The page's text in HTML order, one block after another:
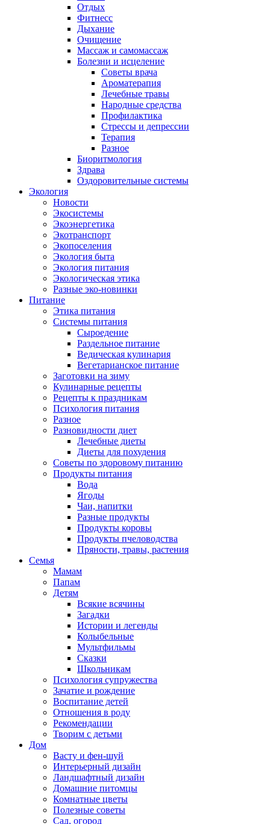
Отдых
Фитнесс
Дыхание
Очищение
Массаж и самомассаж
Болезни и исцеление
Советы врача
Ароматерапия
Лечебные травы
Народные средства
Профилактика
Стрессы и депрессии
Терапия
Разное
Биоритмология
Здрава
Оздоровительные системы
Экология
Новости
Экосистемы
Экоэнергетика
Экотранспорт
Экопоселения
Экология быта
Экология питания
Экологическая этика
Разные эко-новинки
Питание
Этика питания
Системы питания
Сыроедение
Раздельное питание
Ведическая кулинария
Вегетарианское питание
Заготовки на зиму
Кулинарные рецепты
Рецепты к праздникам
Психология питания
Разное
Разновидности диет
Лечебные диеты
Диеты для похудения
Советы по здоровому питанию
Продукты питания
Вода
Ягоды
Чаи, напитки
Разные продукты
Продукты коровы
Продукты пчеловодства
Пряности, травы, растения
Семья
Мамам
Папам
Детям
Всякие всячины
Загадки
Истории и легенды
Колыбельные
Мультфильмы
Сказки
Школьникам
Психология супружества
Зачатие и рождение
Воспитание детей
Отношения в роду
Рекомендации
Творим с детьми
Дом
Васту и фен-шуй
Интерьерный дизайн
Ландшафтный дизайн
Домашние питомцы
Комнатные цветы
Полезные советы
Сад, огород